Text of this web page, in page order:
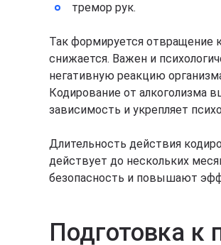
тремор рук.
Так формируется отвращение
снижается. Важен и
негативную реакцию
Кодирование от алкоголизма
зависимость и укрепляет
Длительность действия
действует до нескольких
безопасность и повышают
Подготовка к